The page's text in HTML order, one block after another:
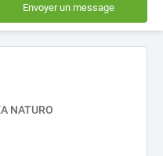
Envoyer un message
NATURO